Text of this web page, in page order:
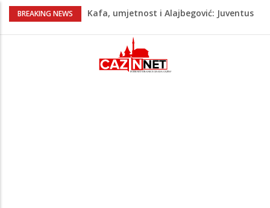
BREAKING NEWS
Kafa, umjetnost i Alajbegović: Juventus
Poznat termin dženaze NADAREVIĆ
Na Ahiret preselila SAMARDŽIĆ (rođ.